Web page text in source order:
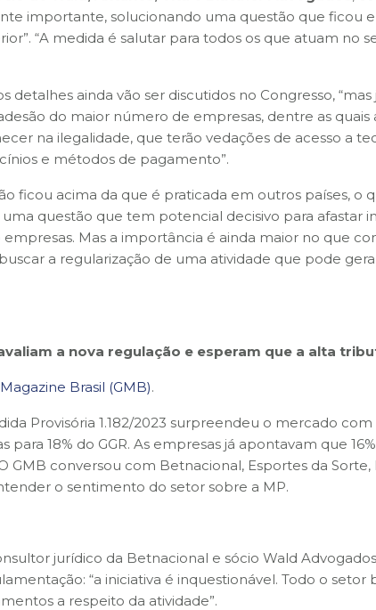
importante, solucionando uma questão que ficou
“A medida é salutar para todos os que atuam no
detalhes ainda vão ser discutidos no Congresso, “mas
do maior número de empresas, dentre as quais
na ilegalidade, que terão vedações de acesso a
e métodos de pagamento”.
ficou acima da que é praticada em outros países, o
questão que tem potencial decisivo para afastar
Mas a importância é ainda maior no que
a regularização de uma atividade que pode
a nova regulação e esperam que a alta
Brasil (GMB).
Provisória 1.182/2023 surpreendeu o mercado
para 18% do GGR. As empresas já apontavam que
GMB conversou com Betnacional, Esportes da
o sentimento do setor sobre a MP.
jurídico da Betnacional e sócio Wald
“a iniciativa é inquestionável. Todo o setor
a respeito da atividade”.